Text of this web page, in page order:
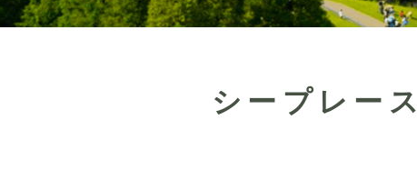
シープレース